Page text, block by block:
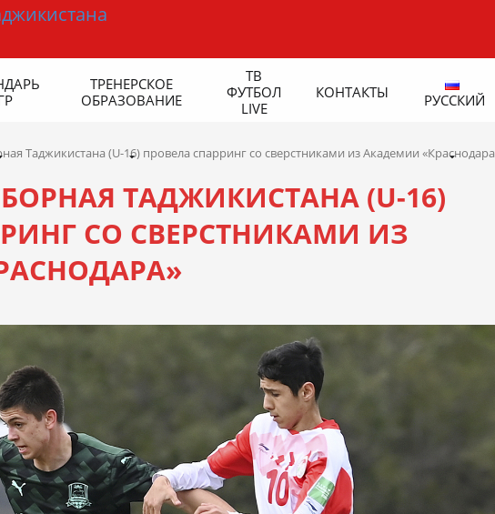
ТРЕНЕРСКОЕ
ОБРАЗОВАНИЕ
ТВ
ФУТБОЛ
LIVE
КОНТАКТЫ РУССКИЙ
Таджикистана (U-16) провела спарринг со сверстниками из Академии
ТАДЖИКИСТАНА (U-16)
СО СВЕРСТНИКАМИ ИЗ